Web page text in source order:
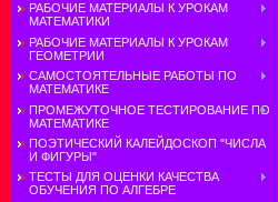
РАБОЧИЕ МАТЕРИАЛЫ К УРОКАМ
МАТЕМАТИКИ
РАБОЧИЕ МАТЕРИАЛЫ К УРОКАМ
ГЕОМЕТРИИ
САМОСТОЯТЕЛЬНЫЕ РАБОТЫ ПО
МАТЕМАТИКЕ
ПРОМЕЖУТОЧНОЕ ТЕСТИРОВАНИЕ ПО
МАТЕМАТИКЕ
ПОЭТИЧЕСКИЙ КАЛЕЙДОСКОП "ЧИСЛА
И ФИГУРЫ"
ТЕСТЫ ДЛЯ ОЦЕНКИ КАЧЕСТВА
ОБУЧЕНИЯ ПО АЛГЕБРЕ